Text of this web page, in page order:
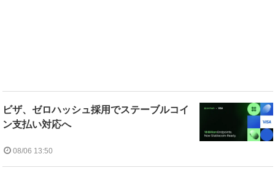
ビザ、ゼロハッシュ採用でステーブルコイ
ン支払い対応へ
08/06 13:50